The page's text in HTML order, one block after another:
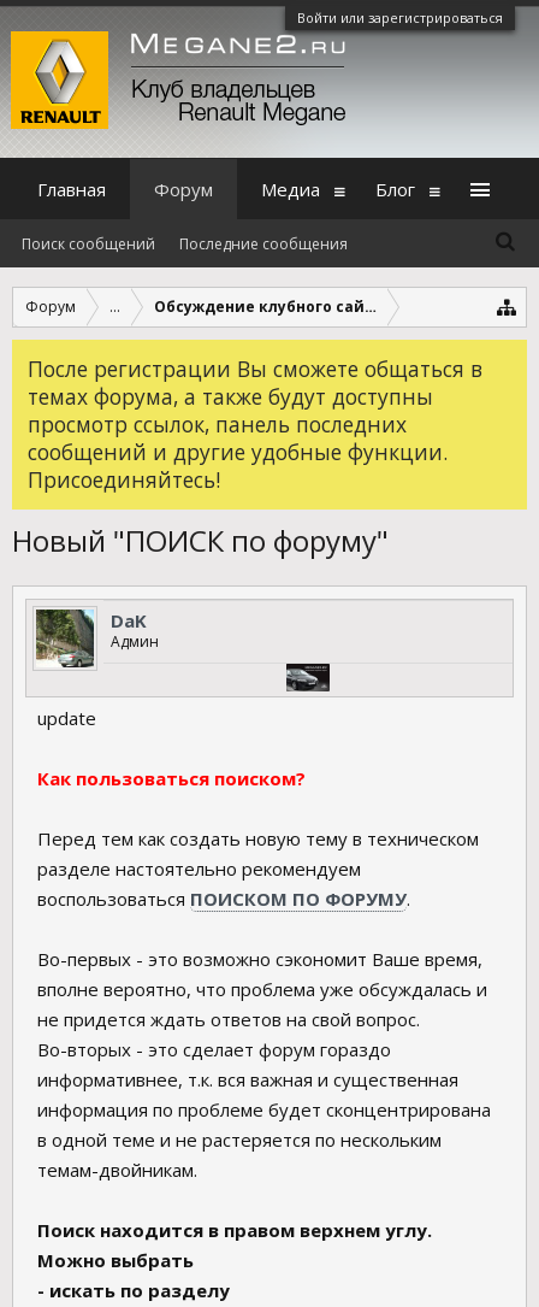
Войти или зарегистрироваться
Форум ... Обсуждение клубного сайта и форумов
После регистрации Вы сможете общаться в
темах форума, а также будут доступны
просмотр ссылок, панель последних
сообщений и другие удобные функции.
Присоединяйтесь!
Новый "ПОИСК по форуму"
DaK
Админ
update
Как пользоваться поиском?
Перед тем как создать новую тему в техническом
разделе настоятельно рекомендуем
воспользоваться ПОИСКОМ ПО ФОРУМУ.
Во-первых - это возможно сэкономит Ваше время,
вполне вероятно, что проблема уже обсуждалась и
не придется ждать ответов на свой вопрос.
Во-вторых - это сделает форум гораздо
информативнее, т.к. вся важная и существенная
информация по проблеме будет сконцентрирована
в одной теме и не растеряется по нескольким
темам-двойникам.
Поиск находится в правом верхнем углу.
Можно выбрать
- искать по разделу
Главная Форум
Поиск сообщений Последние сообщения
Медиа Блог